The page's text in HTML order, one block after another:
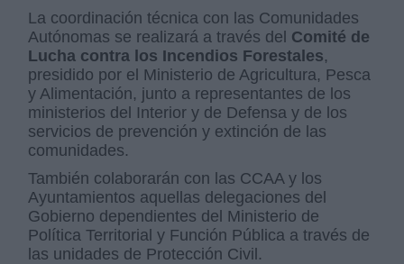
La coordinación técnica con las Comunidades
Autónomas se realizará a través del Comité de
Lucha contra los Incendios Forestales,
presidido por el Ministerio de Agricultura, Pesca
y Alimentación, junto a representantes de los
ministerios del Interior y de Defensa y de los
servicios de prevención y extinción de las
comunidades.
También colaborarán con las CCAA y los
Ayuntamientos aquellas delegaciones del
Gobierno dependientes del Ministerio de
Política Territorial y Función Pública a través de
las unidades de Protección Civil.